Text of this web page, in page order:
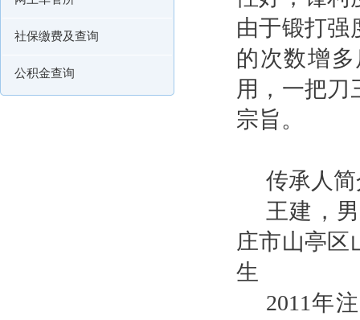
社保缴费及查询
公积金查询
由于锻打强
的次数增
用，一把刀
宗旨。
传承人
王建，
庄市山亭区
生
2011年